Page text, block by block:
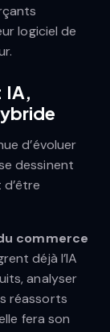
logiciel de
IA,
d’évoluer
dessinent
commerce
déjà l’IA
analyser
réassorts
fera son